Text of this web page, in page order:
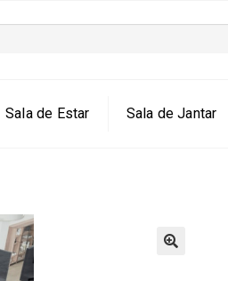
Sala de Estar Sala de Jantar